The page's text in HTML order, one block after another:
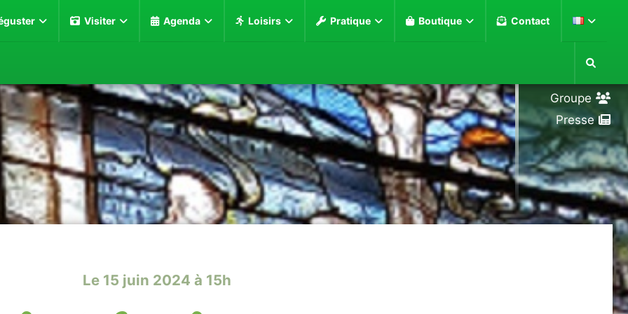
Visiter Agenda Loisirs Pratique Boutique Contact
Groupe
Presse
Le 15 juin 2024 à 15h